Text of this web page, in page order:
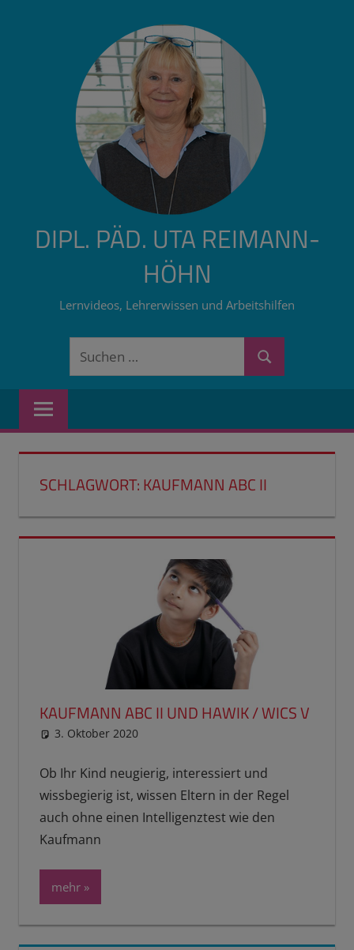
DIPL. PÄD. UTA REIMANN-
HÖHN
Lernvideos, Lehrerwissen und Arbeitshilfen
Suchen
Suchen
SCHLAGWORT:KAUFMANN ABC II
KAUFMANN ABC II UND HAWIK / WICS V
3. Oktober 2020
Ob Ihr Kind neugierig, interessiert und
wissbegierig ist, wissen Eltern in der Regel
auch ohne einen Intelligenztest wie den
Kaufmann
mehr